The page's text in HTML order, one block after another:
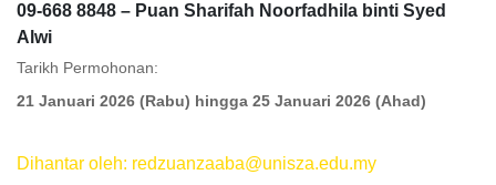
09-668 8848 – Puan Sharifah Noorfadhila binti Syed
Alwi
Tarikh Permohonan:
21 Januari 2026 (Rabu) hingga 25 Januari 2026 (Ahad)
Dihantar oleh: redzuanzaaba@unisza.edu.my